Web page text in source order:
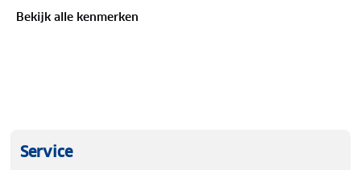
Bekijk alle kenmerken
Service